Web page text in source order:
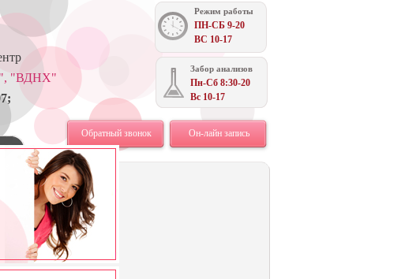
"ВДНХ"
Режим работы
ПН-СБ 9-20
ВС 10-17
Забор анализов
Пн-Сб 8:30-20
Вс 10-17
Обратный звонок
Он-лайн запись